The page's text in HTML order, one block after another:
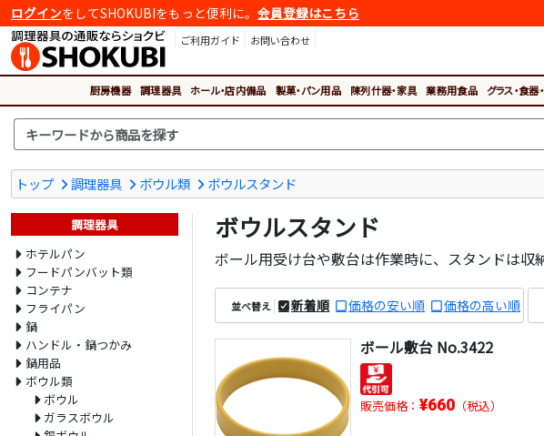
ログインをしてSHOKUBIをもっと便利に。 会員登録はこちら
ご利用ガイド
お問い合わせ
厨房機器 調理器具 ホール・店内備品 製菓・パン用品 陳列什器・家具 業務用食品 グラス・食器
トップ 調理器具 ボウル類 ボウルスタンド
ボウルスタンド
ボール用受け台や敷台は作業時に、スタンドは収
並べ替え 新着順 価格の安い順 価格の高い順
ボール敷台 No.3422
販売価格： ¥660 （税込）
調理器具
ホテルパン
フードパンバット類
コンテナ
フライパン
鍋
ハンドル・鍋つかみ
鍋用品
ボウル類
ボウル
ガラスボウル